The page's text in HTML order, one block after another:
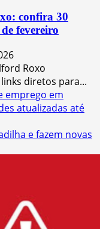
confira 30
fevereiro
Roxo
diretos para...
emprego em
atualizadas até
e fazem novas